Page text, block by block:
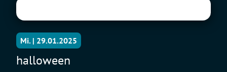
Mi. | 29.01.2025
halloween